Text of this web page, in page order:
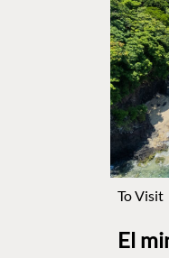
To Visit
El